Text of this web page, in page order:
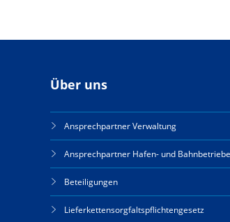
Über uns
Ansprechpartner Verwaltung
Ansprechpartner Hafen- und Bahnbetriebe
Beteiligungen
Lieferkettensorgfaltspflichtengesetz